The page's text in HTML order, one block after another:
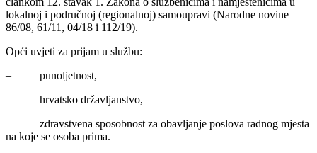
lokalnoj i područnoj (regionalnoj) samoupravi (Narodne novine
86/08, 61/11, 04/18 i 112/19).
Opći uvjeti za prijam u službu:
– punoljetnost,
– hrvatsko državljanstvo,
– zdravstvena sposobnost za obavljanje poslova radnog mjesta
na koje se osoba prima.